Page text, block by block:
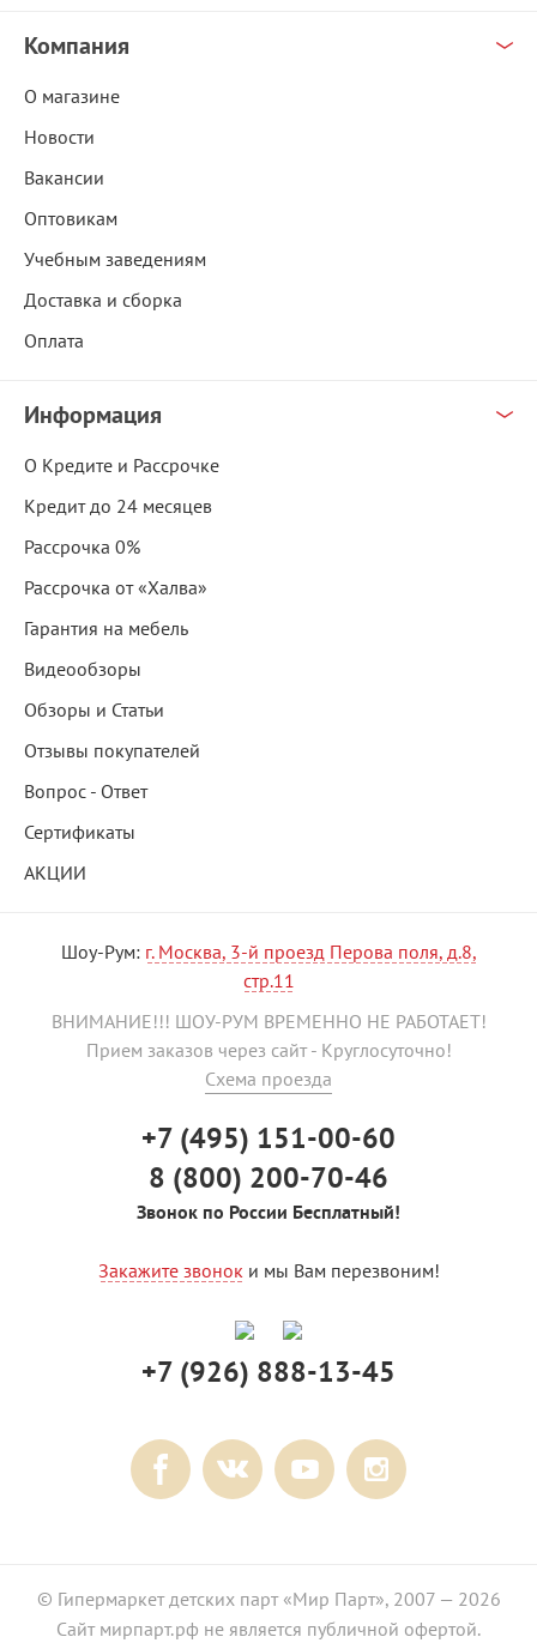
Компания
О магазине
Новости
Вакансии
Оптовикам
Учебным заведениям
Доставка и сборка
Оплата
Информация
О Кредите и Рассрочке
Кредит до 24 месяцев
Рассрочка 0%
Рассрочка от «Халва»
Гарантия на мебель
Видеообзоры
Обзоры и Статьи
Отзывы покупателей
Вопрос - Ответ
Сертификаты
АКЦИИ
Шоу-Рум: г. Москва, 3-й проезд Перова поля, д.8,
стр.11
ВНИМАНИЕ!!! ШОУ-РУМ ВРЕМЕННО НЕ РАБОТАЕТ!
Прием заказов через сайт - Круглосуточно!
Схема проезда
+7 (495) 151-00-60
8 (800) 200-70-46
Звонок по России Бесплатный!
Закажите звонок и мы Вам перезвоним!
+7 (926) 888-13-45
© Гипермаркет детских парт «Мир Парт», 2007 — 2026
Сайт мирпарт.рф не является публичной офертой.